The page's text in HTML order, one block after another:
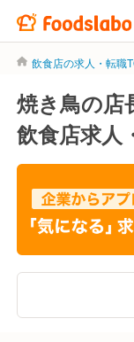
飲食店の求人・転職
焼き鳥の店
飲食店求人